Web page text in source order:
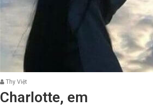
Thy Việt
Charlotte, em